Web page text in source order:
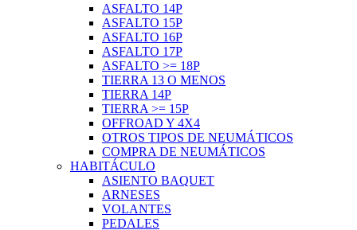
ASFALTO 14P
ASFALTO 15P
ASFALTO 16P
ASFALTO 17P
ASFALTO >= 18P
TIERRA 13 O MENOS
TIERRA 14P
TIERRA >= 15P
OFFROAD Y 4X4
OTROS TIPOS DE NEUMÁTICOS
COMPRA DE NEUMÁTICOS
HABITÁCULO
ASIENTO BAQUET
ARNESES
VOLANTES
PEDALES